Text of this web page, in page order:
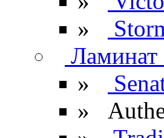
»
Ламинат
»
»